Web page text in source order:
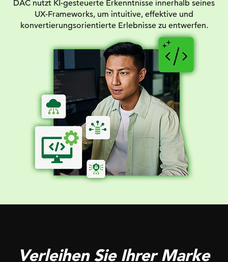
DAC nutzt KI-gesteuerte Erkenntnisse innerhalb seines
UX-Frameworks, um intuitive, effektive und
konvertierungsorientierte Erlebnisse zu entwerfen.
Verleihen Sie Ihrer Marke